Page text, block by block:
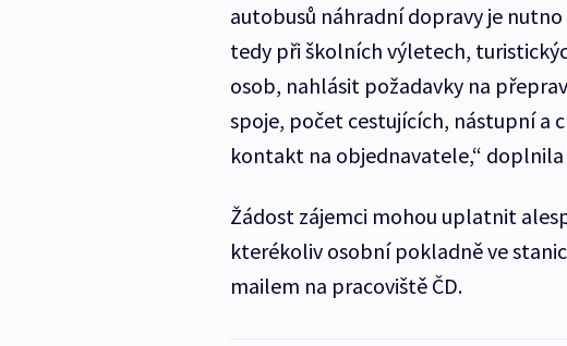
autobusů náhradní dopravy je
tedy při školních výletech,
osob, nahlásit požadavky na
spoje, počet cestujících, nástupní a
kontakt na objednavatele,“
Žádost zájemci mohou uplatnit
kterékoliv osobní pokladně ve
mailem na pracoviště ČD.